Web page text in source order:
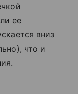
ее
вниз
что и